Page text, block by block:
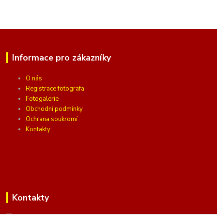
Informace pro zákazníky
O nás
Registrace fotografa
Fotogalerie
Obchodní podmínky
Ochrana soukromí
Kontakty
Kontakty